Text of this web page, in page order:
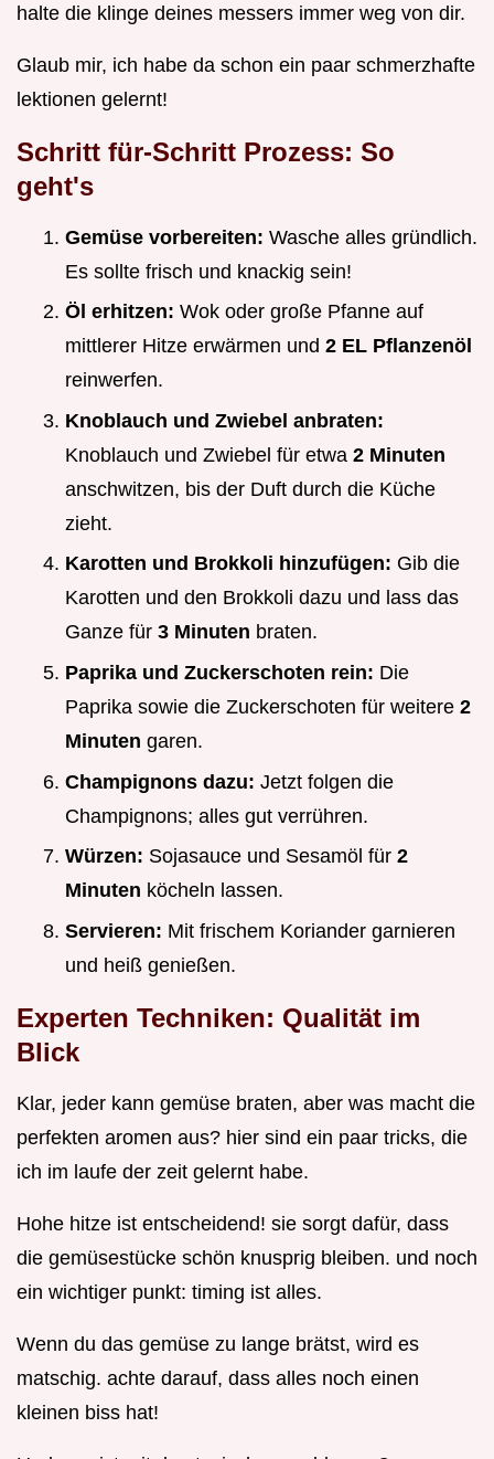
halte die klinge deines messers immer weg von dir.
Glaub mir, ich habe da schon ein paar schmerzhafte
lektionen gelernt!
Schritt für-Schritt Prozess: So
geht's
Gemüse vorbereiten: Wasche alles gründlich.
Es sollte frisch und knackig sein!
Öl erhitzen: Wok oder große Pfanne auf
mittlerer Hitze erwärmen und 2 EL Pflanzenöl
reinwerfen.
Knoblauch und Zwiebel anbraten:
Knoblauch und Zwiebel für etwa 2 Minuten
anschwitzen, bis der Duft durch die Küche
zieht.
Karotten und Brokkoli hinzufügen: Gib die
Karotten und den Brokkoli dazu und lass das
Ganze für 3 Minuten braten.
Paprika und Zuckerschoten rein: Die
Paprika sowie die Zuckerschoten für weitere 2
Minuten garen.
Champignons dazu: Jetzt folgen die
Champignons; alles gut verrühren.
Würzen: Sojasauce und Sesamöl für 2
Minuten köcheln lassen.
Servieren: Mit frischem Koriander garnieren
und heiß genießen.
Experten Techniken: Qualität im
Blick
Klar, jeder kann gemüse braten, aber was macht die
perfekten aromen aus? hier sind ein paar tricks, die
ich im laufe der zeit gelernt habe.
Hohe hitze ist entscheidend! sie sorgt dafür, dass
die gemüsestücke schön knusprig bleiben. und noch
ein wichtiger punkt: timing ist alles.
Wenn du das gemüse zu lange brätst, wird es
matschig. achte darauf, dass alles noch einen
kleinen biss hat!